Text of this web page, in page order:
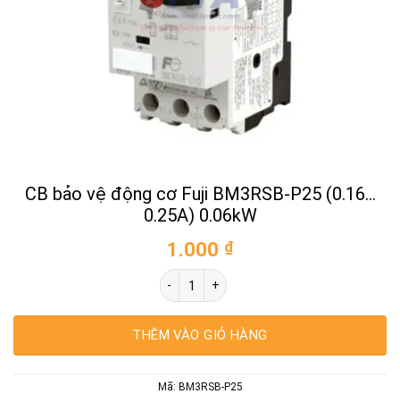
CB bảo vệ động cơ Fuji BM3RSB-P25 (0.16…
0.25A) 0.06kW
1.000 ₫
CB bảo vệ động cơ Fuji BM3RSB-P25
THÊM VÀO GIỎ HÀNG
Mã: BM3RSB-P25